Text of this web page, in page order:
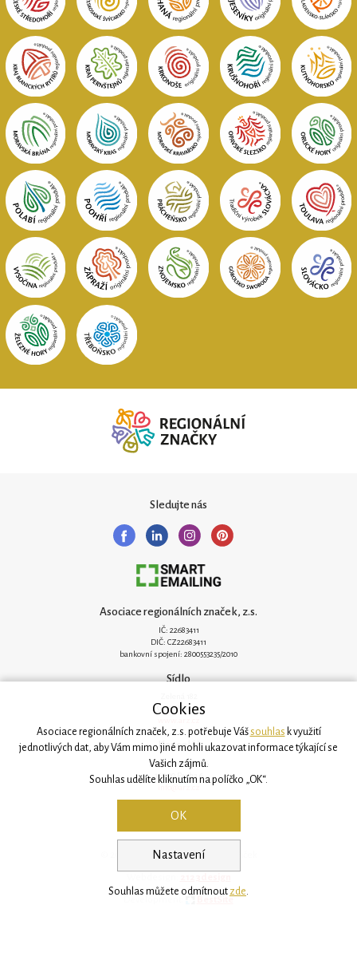
Sledujte nás
Asociace regionálních značek, z.s.
IČ: 22683411
DIČ: CZ22683411
bankovní spojení: 2800553235/2010
Sídlo
251 62 Mukařov
Kancelář
Svatovítská 906/6
160 00 Praha 6
© 2026, Asociace regionálních značek
Cookies
Asociace regionálních značek, z.s. potřebuje Vášsouhlas k využití
jednotlivých dat, aby Vám mimo jiné mohli ukazovat informace týkající se
Vašich zájmů.
Souhlas udělíte kliknutím na políčko „OK“.
Nastavení
OK
Souhlas můžete odmítnout zde.